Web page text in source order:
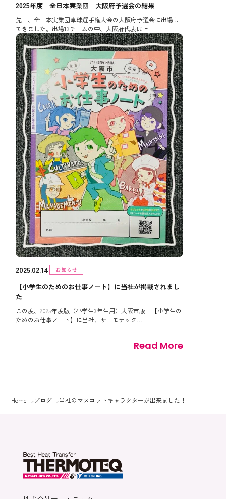
2025年度 全日本実業団 大阪府予選会の結果
先日、全日本実業団卓球選手権大会の大阪府予選会に出場し
てきました。出場13チームの中、大阪府代表は上…
2025.02.14 お知らせ
【小学生のためのお仕事ノート】に当社が掲載されまし
た
この度、2025年度版（小学生3年生用）大阪市版 【小学生の
ためのお仕事ノート】に当社、サーモテック…
Read More
Home ブログ 当社のマスコットキャラクターが出来ました！